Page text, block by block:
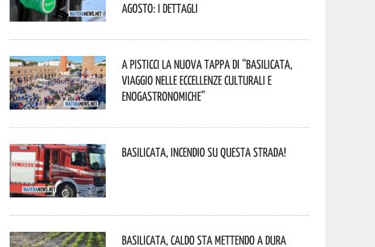
agosto: i dettagli
A Pisticci la nuova tappa di “Basilicata,
viaggio nelle eccellenze culturali e
enogastronomiche”
Basilicata, incendio su questa strada!
Basilicata, caldo sta mettendo a dura